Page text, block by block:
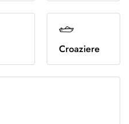
Croaziere